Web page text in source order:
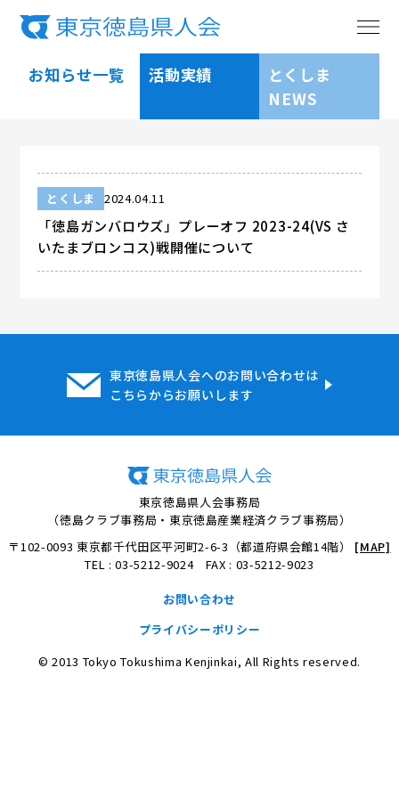
お知らせ一覧 活動実績
とくしま
NEWS
とくしま 2024.04.11
「徳島ガンバロウズ」プレーオフ 2023-24(VS さ
いたまブロンコス)戦開催について
東京徳島県人会へのお問い合わせは
こちらからお願いします
東京徳島県人会事務局
（徳島クラブ事務局・東京徳島産業経済クラブ事務局）
〒102-0093 東京都千代田区平河町2-6-3（都道府県会館14階） [MAP]
TEL : 03-5212-9024 FAX : 03-5212-9023
お問い合わせ
プライバシーポリシー
© 2013 Tokyo Tokushima Kenjinkai, All Rights reserved.